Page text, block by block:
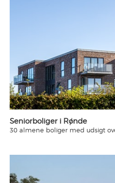
Seniorboliger i Rønde
30 almene boliger med udsigt
Seniorboligerne fremstår som to
forhold til hinanden, og dermed
forplads ud mod Hovedgaden.